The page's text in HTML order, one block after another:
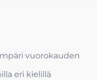
vuorokauden
eri kielillä